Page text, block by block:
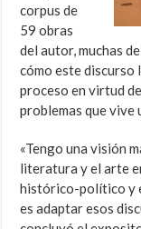
corpus de
59 obras
del autor, muchas
cómo este discurso
proceso en virtud
problemas que vive
«Tengo una visión
literatura y el arte
histórico-político y
es adaptar esos